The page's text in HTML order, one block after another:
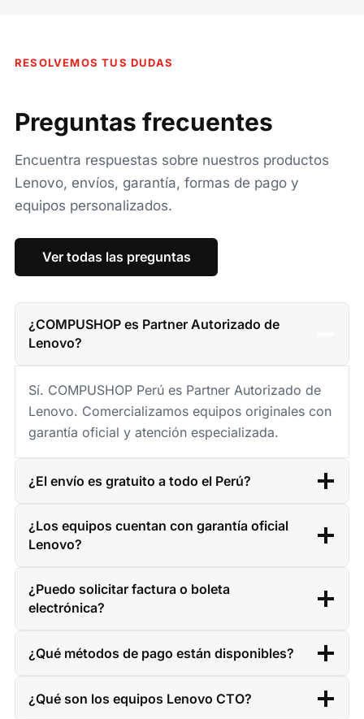
RESOLVEMOS TUS DUDAS
Preguntas frecuentes
Encuentra respuestas sobre nuestros productos
Lenovo, envíos, garantía, formas de pago y
equipos personalizados.
Ver todas las preguntas
¿COMPUSHOP es Partner Autorizado de
Lenovo?
Sí. COMPUSHOP Perú es Partner Autorizado de
Lenovo. Comercializamos equipos originales con
garantía oficial y atención especializada.
¿El envío es gratuito a todo el Perú?
¿Los equipos cuentan con garantía oficial
Lenovo?
¿Puedo solicitar factura o boleta
electrónica?
¿Qué métodos de pago están disponibles?
¿Qué son los equipos Lenovo CTO?